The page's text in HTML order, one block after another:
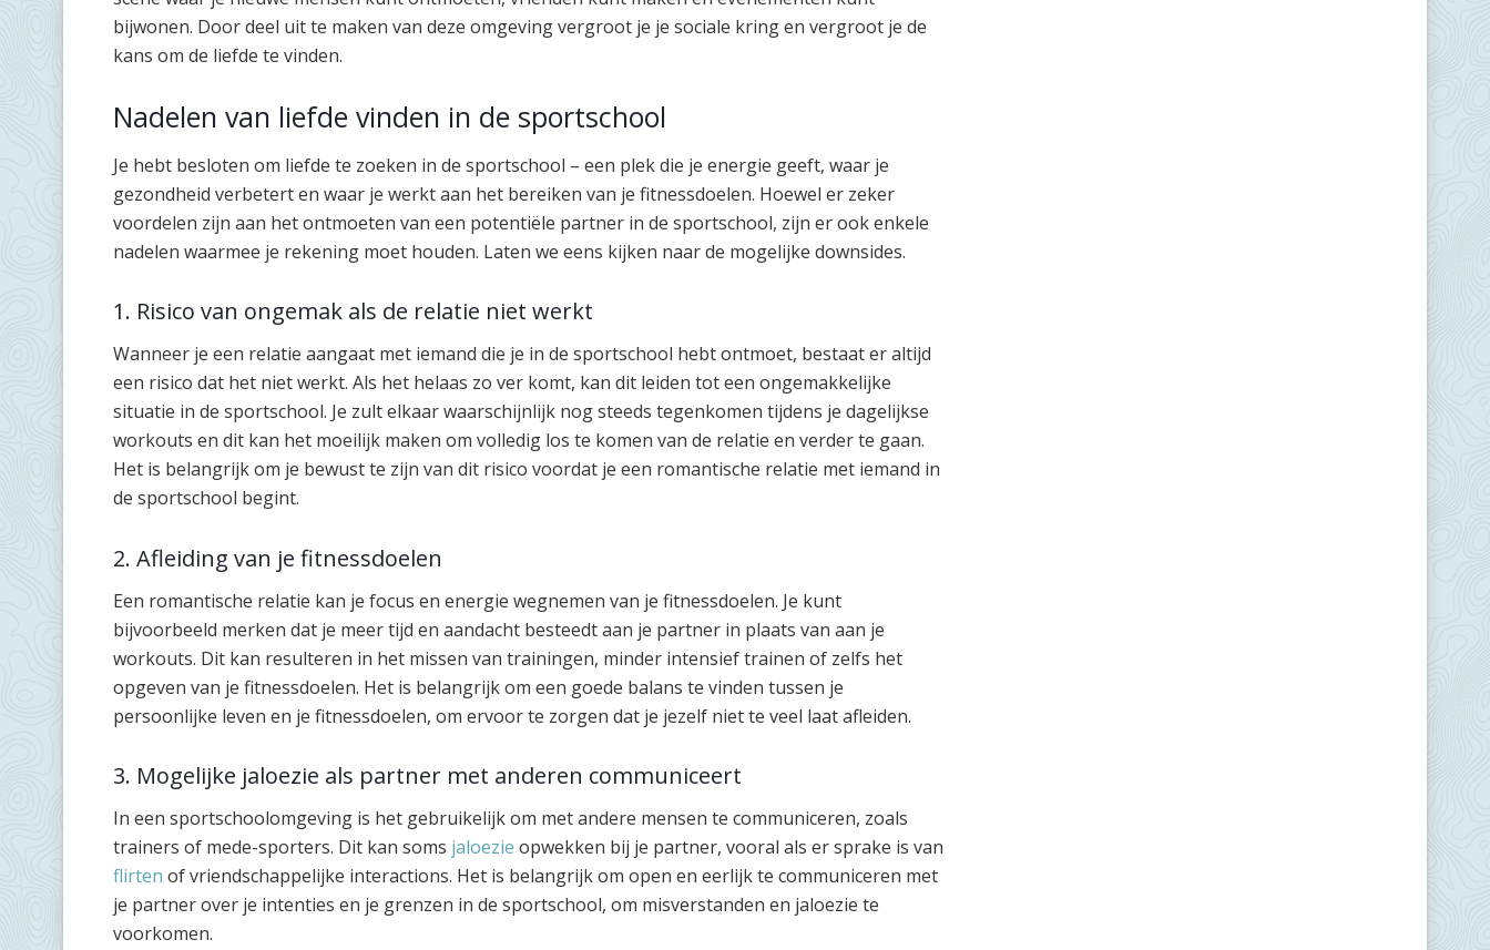
bijwonen. Door deel uit te maken van deze omgeving vergroot je je sociale kring en vergroot je de
kans om de liefde te vinden.
Nadelen van liefde vinden in de sportschool
Je hebt besloten om liefde te zoeken in de sportschool – een plek die je energie geeft, waar je
gezondheid verbetert en waar je werkt aan het bereiken van je fitnessdoelen. Hoewel er zeker
voordelen zijn aan het ontmoeten van een potentiële partner in de sportschool, zijn er ook enkele
nadelen waarmee je rekening moet houden. Laten we eens kijken naar de mogelijke downsides.
1. Risico van ongemak als de relatie niet werkt
Wanneer je een relatie aangaat met iemand die je in de sportschool hebt ontmoet, bestaat er altijd
een risico dat het niet werkt. Als het helaas zo ver komt, kan dit leiden tot een ongemakkelijke
situatie in de sportschool. Je zult elkaar waarschijnlijk nog steeds tegenkomen tijdens je dagelijkse
workouts en dit kan het moeilijk maken om volledig los te komen van de relatie en verder te gaan.
Het is belangrijk om je bewust te zijn van dit risico voordat je een romantische relatie met iemand in
de sportschool begint.
2. Afleiding van je fitnessdoelen
Een romantische relatie kan je focus en energie wegnemen van je fitnessdoelen. Je kunt
bijvoorbeeld merken dat je meer tijd en aandacht besteedt aan je partner in plaats van aan je
workouts. Dit kan resulteren in het missen van trainingen, minder intensief trainen of zelfs het
opgeven van je fitnessdoelen. Het is belangrijk om een goede balans te vinden tussen je
persoonlijke leven en je fitnessdoelen, om ervoor te zorgen dat je jezelf niet te veel laat afleiden.
3. Mogelijke jaloezie als partner met anderen communiceert
In een sportschoolomgeving is het gebruikelijk om met andere mensen te communiceren, zoals
trainers of mede-sporters. Dit kan soms jaloezie opwekken bij je partner, vooral als er sprake is van
flirten of vriendschappelijke interactions. Het is belangrijk om open en eerlijk te communiceren met
je partner over je intenties en je grenzen in de sportschool, om misverstanden en jaloezie te
voorkomen.